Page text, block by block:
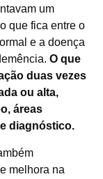
um
que fica entre o
e a doença
O que
duas vezes
ou alta,
áreas
diagnóstico.
melhora na